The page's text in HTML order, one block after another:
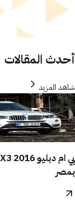
أحدث المقالات
شاهد المزيد
بمصر